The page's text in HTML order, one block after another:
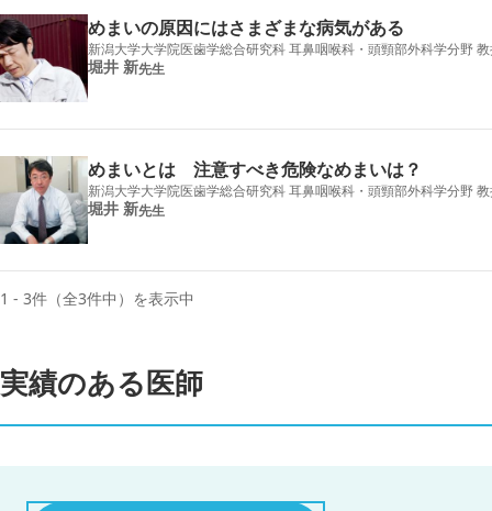
めまいの原因にはさまざまな病気がある
新潟大学大学院医歯学総合研究科 耳鼻咽喉科・頭頸部外科学分野
堀井 新先生
めまいとは 注意すべき危険なめまいは？
新潟大学大学院医歯学総合研究科 耳鼻咽喉科・頭頸部外科学分野
堀井 新先生
1 - 3件（全3件中）を表示中
実績のある医師